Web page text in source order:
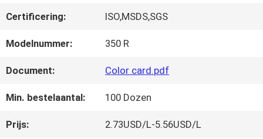
KWALITEITSCONTROLE
CONTACTEER
Certificering: ISO,MSDS,SGS
Modelnummer: 350 R
Document: Color card.pdf
Min. bestelaantal: 100 Dozen
Prijs: 2.73USD/L-5.56USD/L